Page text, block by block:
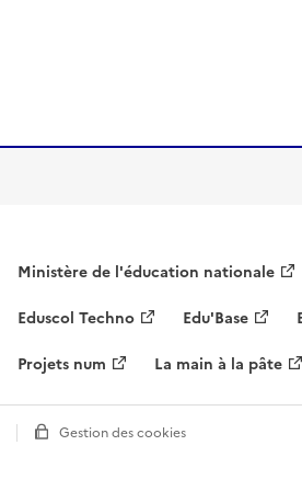
Ministère de l'éducation nationale
Eduscol Techno
Edu'Base
Projets num
La main à la pâte
Gestion des cookies